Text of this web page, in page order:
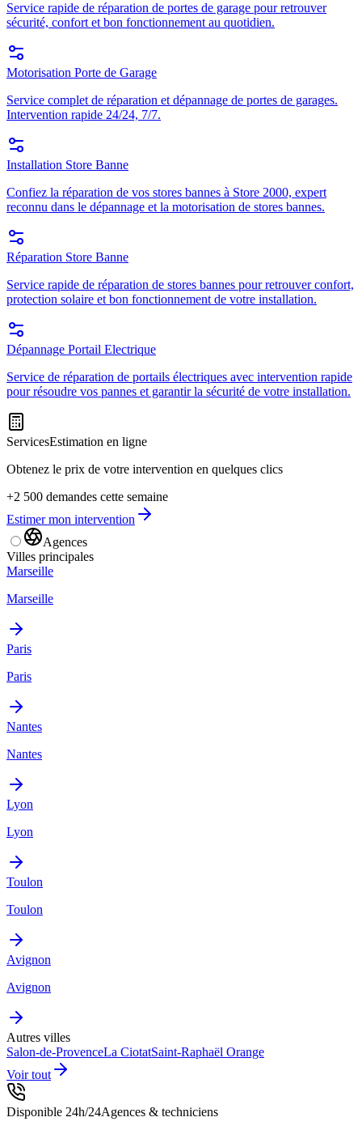
Service rapide de réparation de portes de garage pour retrouver
sécurité, confort et bon fonctionnement au quotidien.
Motorisation Porte de Garage
Service complet de réparation et dépannage de portes de garages.
Intervention rapide 24/24, 7/7.
Installation Store Banne
Confiez la réparation de vos stores bannes à Store 2000, expert
reconnu dans le dépannage et la motorisation de stores bannes.
Réparation Store Banne
Service rapide de réparation de stores bannes pour retrouver confort,
protection solaire et bon fonctionnement de votre installation.
Dépannage Portail Electrique
Service de réparation de portails électriques avec intervention rapide
pour résoudre vos pannes et garantir la sécurité de votre installation.
ServicesEstimation en ligne
Obtenez le prix de votre intervention en quelques clics
+2 500 demandes cette semaine
Estimer mon intervention
Agences
Villes principales
Marseille
Marseille
Paris
Paris
Nantes
Nantes
Lyon
Lyon
Toulon
Toulon
Avignon
Avignon
Autres villes
Salon-de-ProvenceLa CiotatSaint-Raphaël Orange
Voir tout
Disponible 24h/24Agences & techniciens